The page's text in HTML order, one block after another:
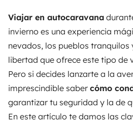
Viajar en autocaravana
invierno es una experiencia
nevados, los pueblos tranquilos
libertad que ofrece este tipo de
Pero si decides lanzarte a la
imprescindible saber cómo
garantizar tu seguridad y la de
En este artículo te damos las